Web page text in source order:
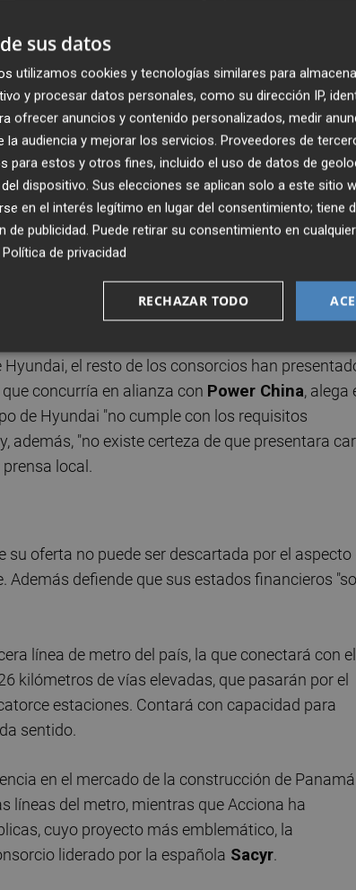
resolvió recientemente proponer la
mejor puntuación en el concurso público
económica, de 2.507 millones de dólares
competían por el proyecto, mientras que el
solitario. Durante el proceso de concurso público,
el caso de FCC, que concurría junto al grupo
control, quedó fuera de la puja por "incumplir el
liquidez".
promotora de la obra también la dejó fuera de
técnica mínima". Después de que a
ofertas de todos los grupos y anunciara la
el resto de los consorcios han
que concurría en alianza con Power China, alega
de Hyundai "no cumple con los requisitos
además, "no existe certeza de que presentara
local.
su oferta no puede ser descartada por el aspecto
Además defiende que sus estados financieros
línea de metro del país, la que conectará con el
kilómetros de vías elevadas, que pasarán por el
estaciones. Contará con capacidad para
sentido.
en el mercado de la construcción de
líneas del metro, mientras que Acciona ha
cuyo proyecto más emblemático, la
liderado por la española Sacyr.
sus datos
utilizamos cookies y tecnologías similares para
y procesar datos personales, como su dirección IP,
ofrecer anuncios y contenido personalizados, medir
audiencia y mejorar los servicios. Proveedores de
para estos y otros fines, incluido el uso de datos de
dispositivo. Sus elecciones se aplican solo a este sitio
en el interés legítimo en lugar del consentimiento; tiene
de publicidad. Puede retirar su consentimiento en
Política de privacidad
RECHAZAR TODO